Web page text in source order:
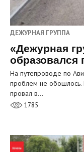
ДЕЖУРНАЯ ГРУППА
«Дежурная
образовался
На путепроводе по
проблем не обошлось.
провал в…
1785